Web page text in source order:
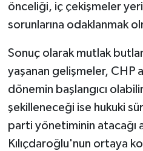
önceliği, iç çekişmeler
sorunlarına odaklanmak
Sonuç olarak mutlak
yaşanan gelişmeler, CHP
dönemin başlangıcı
şekilleneceği ise hukuki
parti yönetiminin atacağı
Kılıçdaroğlu'nun ortaya